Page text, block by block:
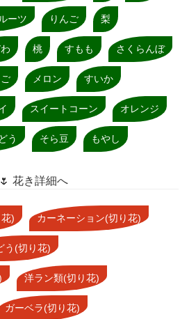
ーツ りんご 梨
桃 すもも さくらんぼ
メロン すいか
スイートコーン オレンジ
う そら豆 もやし
🌷 花き詳細へ
) カーネーション(切り花)
う(切り花)
洋ラン類(切り花)
ガーベラ(切り花)